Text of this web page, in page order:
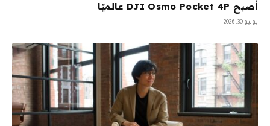
أصبح DJI Osmo Pocket 4P عالميًا
يوليو 30, 2026